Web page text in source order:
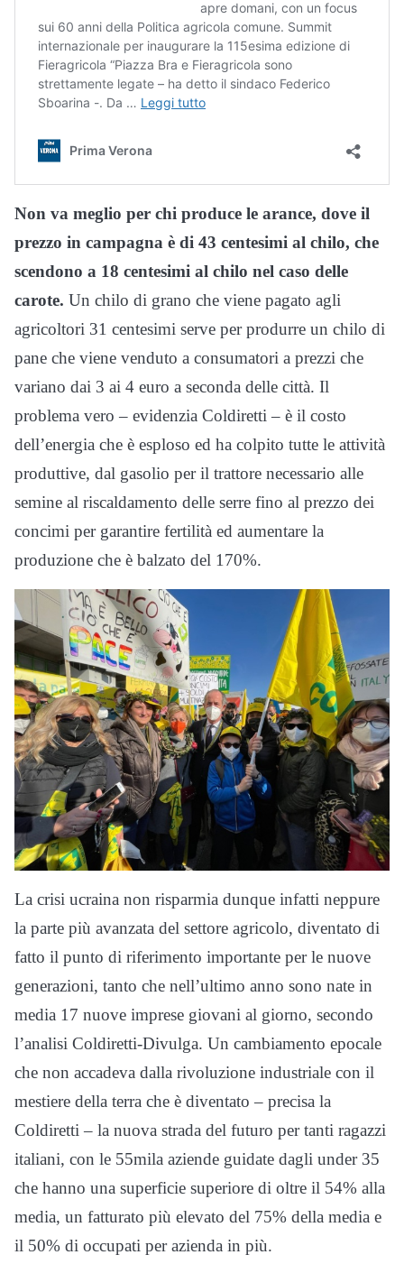
Non va meglio per chi produce le arance, dove il
prezzo in campagna è di 43 centesimi al chilo, che
scendono a 18 centesimi al chilo nel caso delle
carote. Un chilo di grano che viene pagato agli
agricoltori 31 centesimi serve per produrre un chilo di
pane che viene venduto a consumatori a prezzi che
variano dai 3 ai 4 euro a seconda delle città. Il
problema vero – evidenzia Coldiretti – è il costo
dell’energia che è esploso ed ha colpito tutte le attività
produttive, dal gasolio per il trattore necessario alle
semine al riscaldamento delle serre fino al prezzo dei
concimi per garantire fertilità ed aumentare la
produzione che è balzato del 170%.
La crisi ucraina non risparmia dunque infatti neppure
la parte più avanzata del settore agricolo, diventato di
fatto il punto di riferimento importante per le nuove
generazioni, tanto che nell’ultimo anno sono nate in
media 17 nuove imprese giovani al giorno, secondo
l’analisi Coldiretti-Divulga. Un cambiamento epocale
che non accadeva dalla rivoluzione industriale con il
mestiere della terra che è diventato – precisa la
Coldiretti – la nuova strada del futuro per tanti ragazzi
italiani, con le 55mila aziende guidate dagli under 35
che hanno una superficie superiore di oltre il 54% alla
media, un fatturato più elevato del 75% della media e
il 50% di occupati per azienda in più.